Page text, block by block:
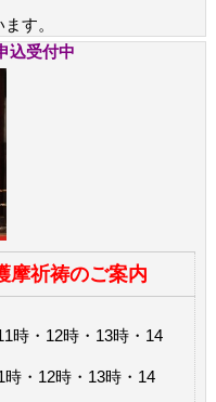
す。
込受付中
祈祷のご案内
時・12時・13時・14
・12時・13時・14